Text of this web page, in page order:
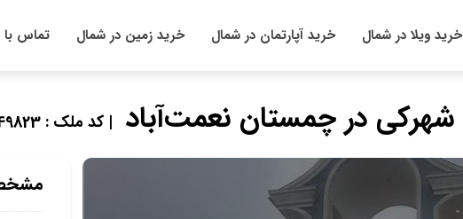
خرید ویلا در شمال خرید آپارتمان در شمال خرید زمین در شمال تماس با
| کد ملک : 849823